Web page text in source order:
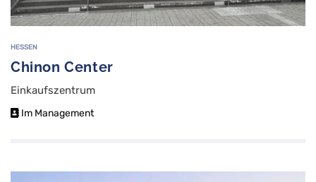
HESSEN
Chinon Center
Einkaufszentrum
Im Management